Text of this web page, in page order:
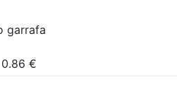
garrafa
0.86 €